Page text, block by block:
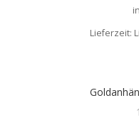
Lieferzeit: